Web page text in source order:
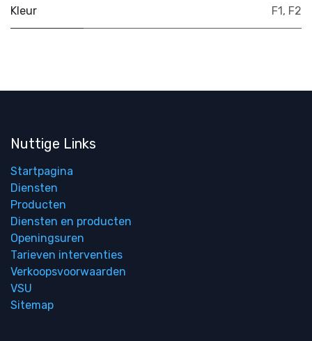
Kleur F1 , F2
Nuttige Links
Startpagina
Diensten
Producten
Diensten en producten
Openingsuren
Tarieven interventies
Verkoopsvoorwaarden
VSU
Sitemap